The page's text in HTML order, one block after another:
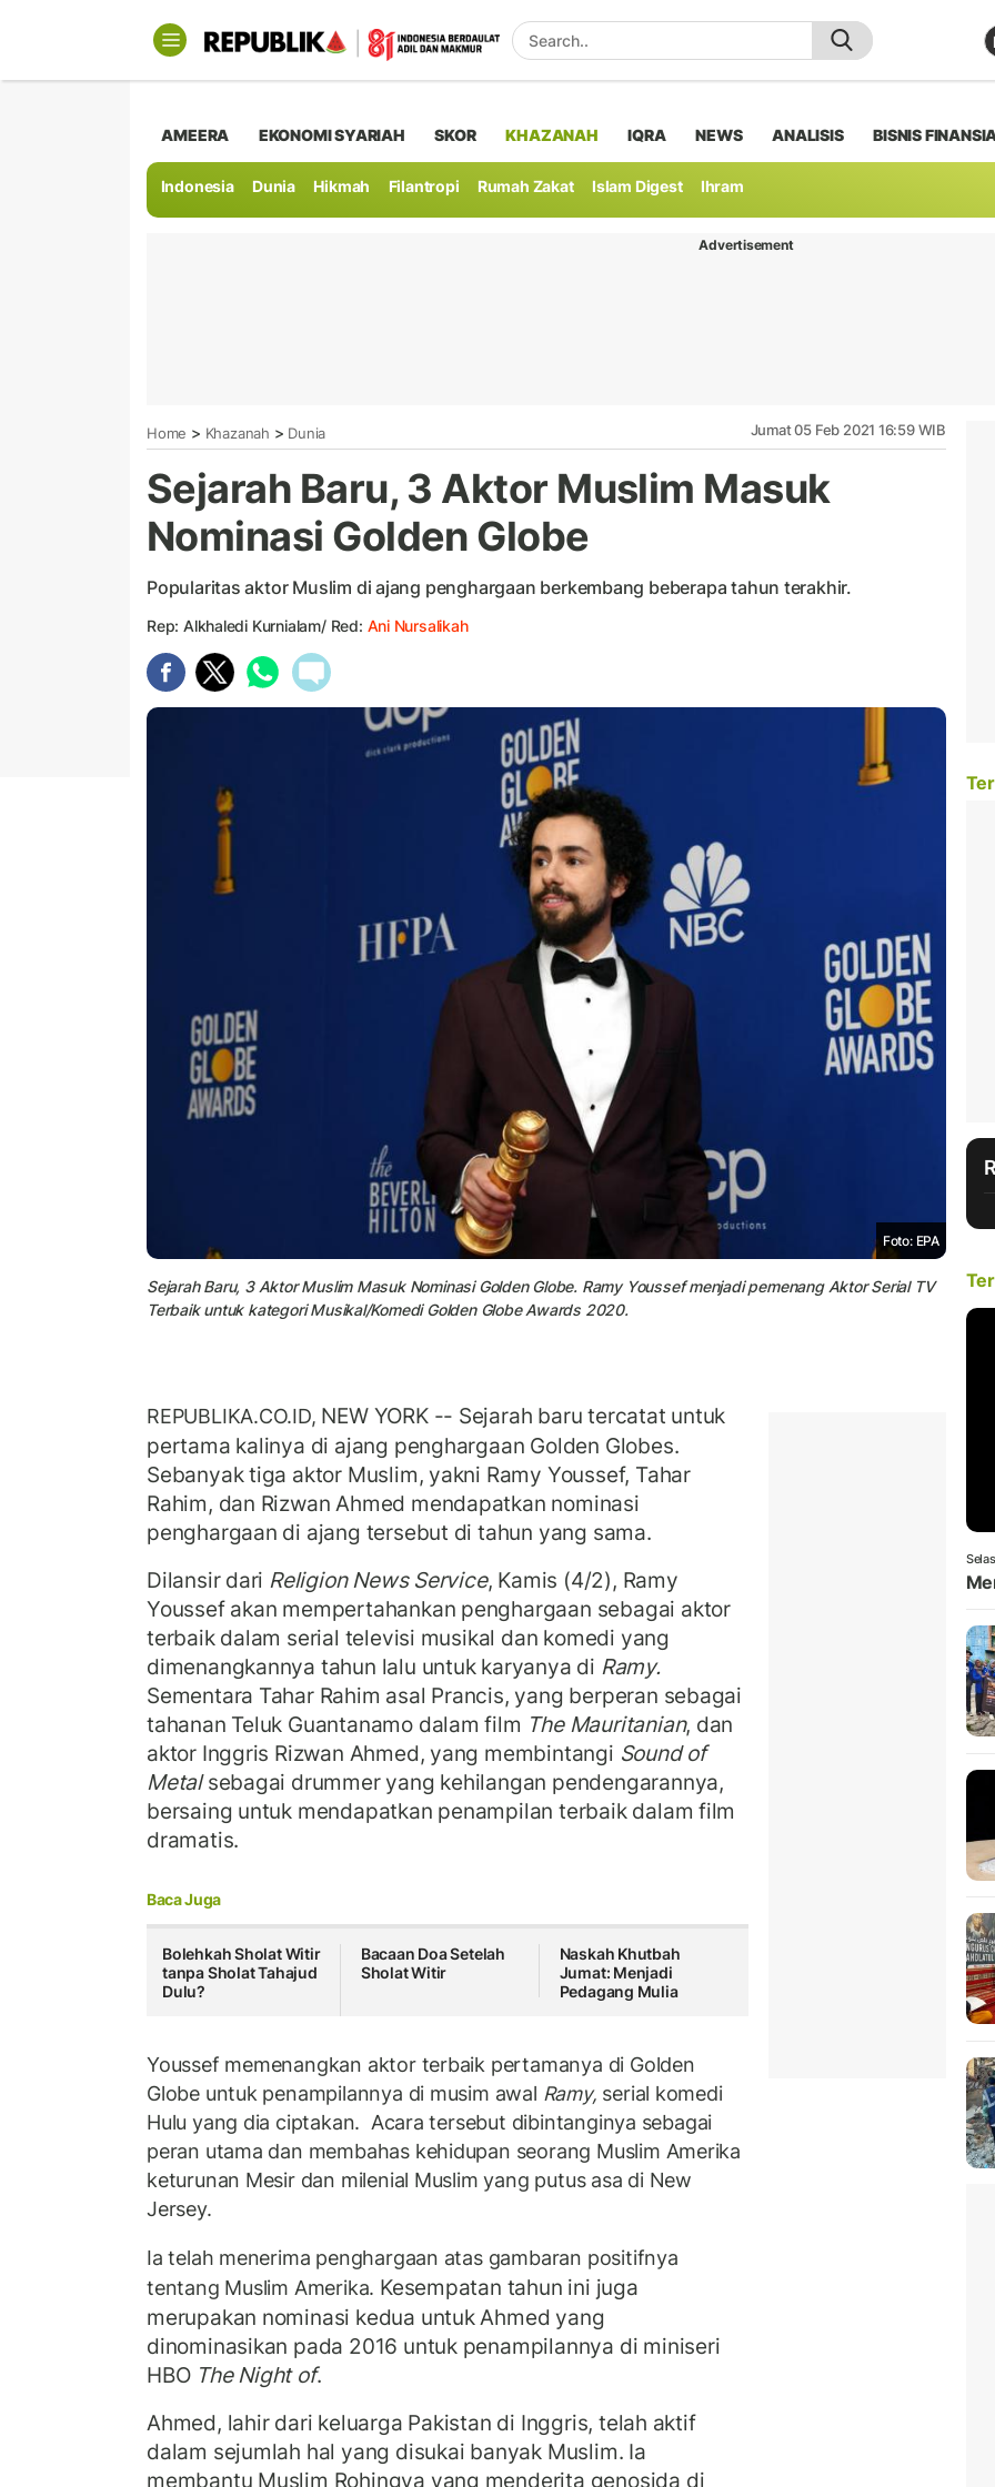
AMEERA EKONOMI SYARIAH SKOR KHAZANAH IQRA NEWS ANALISIS BISNIS
Indonesia Dunia Hikmah Filantropi Rumah Zakat Islam Digest Ihram
Advertisement
Home > Khazanah > Dunia Jumat 05 Feb 2021 16:59 WIB
Sejarah Baru, 3 Aktor Muslim Masuk
Nominasi Golden Globe
Popularitas aktor Muslim di ajang penghargaan berkembang beberapa tahun terakhir.
Rep: Alkhaledi Kurnialam/ Red: Ani Nursalikah
Foto: EPA
Sejarah Baru, 3 Aktor Muslim Masuk Nominasi Golden Globe. Ramy Youssef menjadi pemenang Aktor Serial TV
Terbaik untuk kategori Musikal/Komedi Golden Globe Awards 2020.
REPUBLIKA.CO.ID, NEW YORK -- Sejarah baru tercatat untuk
pertama kalinya di ajang penghargaan Golden Globes.
Sebanyak tiga aktor Muslim, yakni Ramy Youssef, Tahar
Rahim, dan Rizwan Ahmed mendapatkan nominasi
penghargaan di ajang tersebut di tahun yang sama.
Dilansir dari Religion News Service, Kamis (4/2), Ramy
Youssef akan mempertahankan penghargaan sebagai aktor
terbaik dalam serial televisi musikal dan komedi yang
dimenangkannya tahun lalu untuk karyanya di Ramy.
Sementara Tahar Rahim asal Prancis, yang berperan sebagai
tahanan Teluk Guantanamo dalam film The Mauritanian, dan
aktor Inggris Rizwan Ahmed, yang membintangi Sound of
Metalsebagai drummer yang kehilangan pendengarannya,
bersaing untuk mendapatkan penampilan terbaik dalam film
dramatis.
Baca Juga
Bolehkah Sholat Witir
tanpa Sholat Tahajud
Dulu?
Bacaan Doa Setelah
Sholat Witir
Naskah Khutbah
Jumat: Menjadi
Pedagang Mulia
Youssef memenangkan aktor terbaik pertamanya di Golden
Globe untuk penampilannya di musim awal Ramy, serial komedi
Hulu yang dia ciptakan. Acara tersebut dibintanginya sebagai
peran utama dan membahas kehidupan seorang Muslim Amerika
keturunan Mesir dan milenial Muslim yang putus asa di New
Jersey.
Ia telah menerima penghargaan atas gambaran positifnya
tentang Muslim Amerika. Kesempatan tahun ini juga
merupakan nominasi kedua untuk Ahmed yang
dinominasikan pada 2016 untuk penampilannya di miniseri
HBO The Night of.
Ahmed, lahir dari keluarga Pakistan di Inggris, telah aktif
dalam sejumlah hal yang disukai banyak Muslim. Ia
membantu Muslim Rohingya yang menderita genosida di